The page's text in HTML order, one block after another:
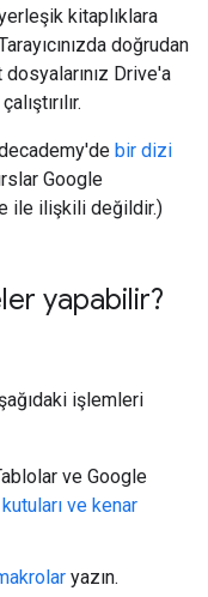
kitaplıklara
doğrudan
Drive'a
bir dizi
Google
ile ilişkili değildir.)
yapabilir?
işlemleri
ve Google
ve kenar
yazın.